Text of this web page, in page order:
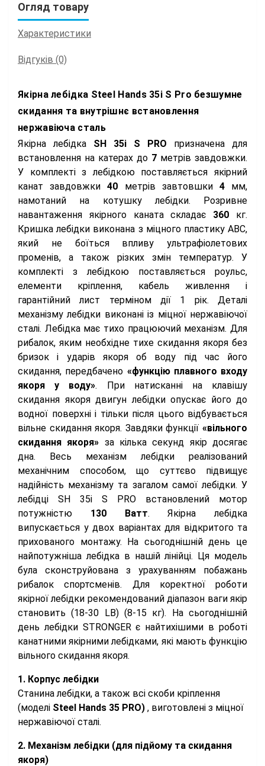
Огляд товару
Характеристики
Відгуків (0)
Якірна лебідка Steel Hands 35i S Pro безшумне
скидання та внутрішнє встановлення
нержавіюча сталь
Якірна лебідка SH 35i S PRO призначена для
встановлення на катерах до 7 метрів завдовжки.
У комплекті з лебідкою поставляється якірний
канат завдовжки40 метрів завтовшки 4мм,
намотаний на котушку лебідки. Розривне
навантаження якірного каната складає 360 кг.
Кришка лебідки виконана з міцного пластику ABC,
який не боїться впливу ультрафіолетових
променів, а також різких змін температур. У
комплекті з лебідкою поставляється роульс,
елементи кріплення, кабель живлення і
гарантійний лист терміном дії 1 рік. Деталі
механізму лебідки виконані із міцної нержавіючої
сталі. Лебідка має тихо працюючий механізм. Для
рибалок, яким необхідне тихе скидання якоря без
бризок і ударів якоря об воду під час його
скидання, передбачено «функцію плавного входу
якоря у воду». При натисканні на клавішу
скидання якоря двигун лебідки опускає його до
водної поверхні і тільки після цього відбувається
вільне скидання якоря. Завдяки функції «вільного
скидання якоря» за кілька секунд якір досягає
дна. Весь механізм лебідки реалізований
механічним способом, що суттєво підвищує
надійність механізму та загалом самої лебідки. У
лебідці SH 35i S PRO встановлений мотор
потужністю 130 Ватт. Якірна лебідка
випускається у двох варіантах для відкритого та
прихованого монтажу. На сьогоднішній день це
найпотужніша лебідка в нашій лінійці. Ця модель
була сконструйована з урахуванням побажань
рибалок спортсменів. Для коректної роботи
якірної лебідки рекомендований діапазон ваги якір
становить (18-30 LB) (8-15 кг). На сьогоднішній
день лебідки STRONGER є найтихішими в роботі
канатними якірними лебідками, які мають функцію
вільного скидання якоря.
1. Корпус лебідки
Станина лебідки, а також всі скоби кріплення
(моделі Steel Hands 35 PRO) , виготовлені з міцної
нержавіючої сталі.
2. Механізм лебідки (для підйому та скидання
якоря)